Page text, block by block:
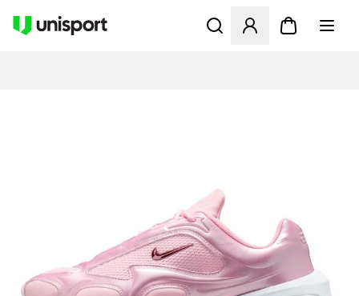
Åbner en Modal til at